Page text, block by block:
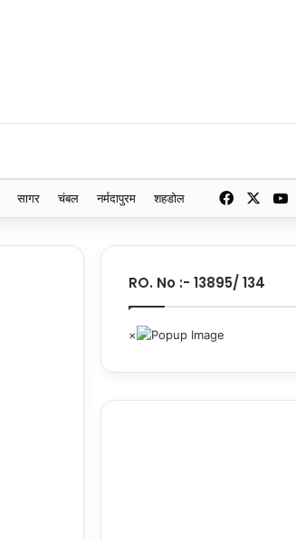
सागर चंबल नर्मदापुरम शहडोल Facebook
RO. No :- 13895/ 134